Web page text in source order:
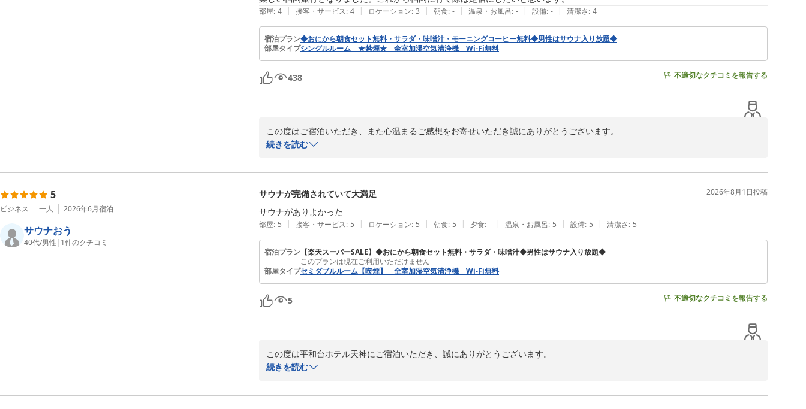
2026-07-05
部屋: 4 | 接客・サービス: 4 | ロケーション: 3 | 朝食: - | 温泉・お風呂: - | 設備: - | 清潔さ: 4
宿泊プラン◆おにから朝食セット無料・サラダ・味噌汁・モーニングコーヒー無料◆男性はサウナ入り放題◆
部屋タイプシングルルーム ★禁煙★ 全室加湿空気清浄機 Wi-Fi無料
438 不適切なクチコミを報告する
この度はご宿泊いただき、また心温まるご感想をお寄せいただき誠にありがとうございます。
言葉は、本人にとっても大きな励みとなります。
今回はサウナをご利用いただけなかったとのこと、次回ご来館の際にはぜひ当館自慢のサウナで旅のお疲れを癒していただければ
幸いです。
テルを目指してまいります。
また福岡へお越しの際にお会いできますことを、心よりお待ちしております。
ご投稿いただきありがとうございました。
続きを読む
5
ビジネス 一人 2026年6月宿泊
サウナおう
40代/男性 | 1件のクチコミ
サウナが完備されていて大満足 2026年8月1日投稿
サウナがありよかった
部屋: 5 | 接客・サービス: 5 | ロケーション: 5 | 朝食: 5 | 夕食: - | 温泉・お風呂: 5 | 設備: 5 | 清潔さ: 5
宿泊プラン 【楽天スーパーSALE】◆おにから朝食セット無料・サラダ・味噌汁◆男性はサウナ入り放題◆
このプランは現在ご利用いただけません
部屋タイプセミダブルルーム【喫煙】 全室加湿空気清浄機 Wi-Fi無料
5 不適切なクチコミを報告する
この度は平和台ホテル天神にご宿泊いただき、誠にありがとうございます。
立てたのであれば幸いです。
続きを読む